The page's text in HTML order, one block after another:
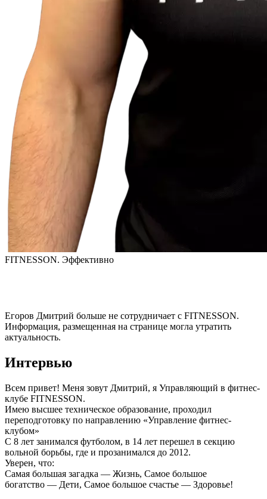
FITNESSON. Эффективно
Егоров Дмитрий больше не сотрудничает с FITNESSON.
Информация, размещенная на странице могла утратить
актуальность.
Интервью
Всем привет! Меня зовут Дмитрий, я Управляющий в фитнес-
клубе FITNESSON.
Имею высшее техническое образование, проходил
переподготовку по направлению «Управление фитнес-
клубом»
С 8 лет занимался футболом, в 14 лет перешел в секцию
вольной борьбы, где и прозанимался до 2012.
Уверен, что:
Самая большая загадка — Жизнь, Самое большое
богатство — Дети, Самое большое счастье — Здоровье!